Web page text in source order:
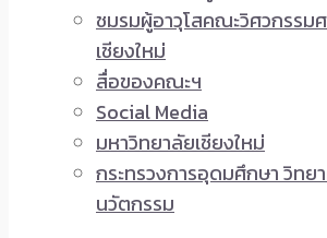
ชมรมผู้อาวุโสคณะวิศวกรรม
เชียงใหม่
สื่อของคณะฯ
Social Media
มหาวิทยาลัยเชียงใหม่
กระทรวงการอุดมศึกษา วิทย
นวัตกรรม